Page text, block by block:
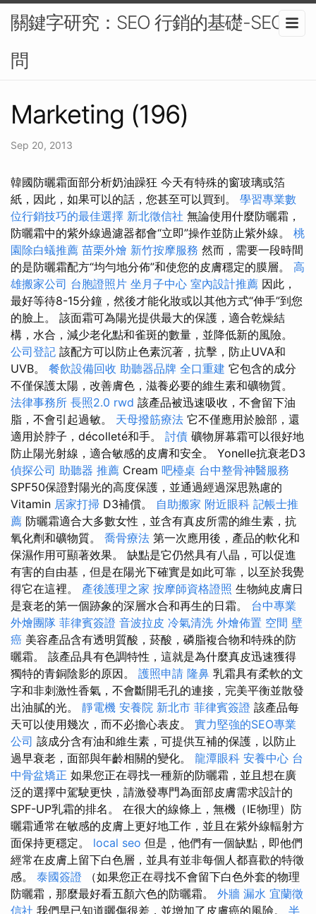
關鍵字研究：SEO 行銷的基礎-SEO顧
問
Marketing (196)
Sep 20, 2013
韓國防曬霜面部分析奶油躁狂 今天有特殊的窗玻璃或箔
紙，因此，如果可以的話，您甚至可以買到。 學習專業數
位行銷技巧的最佳選擇 新北徵信社 無論使用什麼防曬霜，
防曬霜中的紫外線過濾器都會“立即”操作並防止紫外線。 桃
園除白蟻推薦 苗栗外燴 新竹按摩服務 然而，需要一段時間
的是防曬霜配方“均勻地分佈”和使您的皮膚穩定的膜層。 高
雄搬家公司 台胞證照片 坐月子中心 室內設計推薦 因此，
最好等待8-15分鐘，然後才能化妝或以其他方式“伸手”到您
的臉上。 該面霜可為陽光提供最大的保護，適合乾燥結
構，水合，減少老化點和雀斑的數量，並降低新的風險。
公司登記 該配方可以防止色素沉著，抗擊，防止UVA和
UVB。 餐飲設備回收 助聽器品牌 全口重建 它包含的成分
不僅保護太陽，改善膚色，滋養必要的維生素和礦物質。
法律事務所 長照2.0 rwd 該產品被迅速吸收，不會留下油
脂，不會引起過敏。 天母撥筋療法 它不僅應用於臉部，還
適用於脖子，décolleté和手。 討債 礦物屏幕霜可以很好地
防止陽光射線，適合敏感的皮膚和安全。 Yonelle抗衰老D3
偵探公司 助聽器 推薦 Cream 吧檯桌 台中整骨神醫服務
SPF50保證對陽光的高度保護，並通過經過深思熟慮的
Vitamin 居家打掃 D3補償。 自助搬家 附近眼科 記帳士推
薦 防曬霜適合大多數女性，並含有真皮所需的維生素，抗
氧化劑和礦物質。 喬骨療法 第一次應用後，產品的軟化和
保濕作用可顯著效果。 缺點是它仍然具有八晶，可以促進
有害的自由基，但是在陽光下確實是如此可靠，以至於我覺
得它在這裡。 產後護理之家 按摩師資格證照 生物純皮膚日
是衰老的第一個跡象的深層水合和再生的日霜。 台中專業
外燴團隊 菲律賓簽證 音波拉皮 冷氣清洗 外燴佈置 空間 壁
癌 美容產品含有透明質酸，菸酸，磷脂複合物和特殊的防
曬霜。 該產品具有色調特性，這就是為什麼真皮迅速獲得
獨特的青銅陰影的原因。 護照申請 隆鼻 乳霜具有柔軟的文
字和非刺激性香氣，不會斷開毛孔的連接，完美平衡並散發
出油膩的光。 靜電機 安養院 新北市 菲律賓簽證 該產品每
天可以使用幾次，而不必擔心表皮。 實力堅強的SEO專業
公司 該成分含有油和維生素，可提供互補的保護，以防止
過早衰老，面部與年齡相關的變化。 龍潭眼科 安養中心 台
中骨盆矯正 如果您正在尋找一種新的防曬霜，並且想在廣
泛的選擇中駕駛更快，請激發專門為面部皮膚需求設計的
SPF-UP乳霜的排名。 在很大的線條上，無機（IE物理）防
曬霜通常在敏感的皮膚上更好地工作，並且在紫外線輻射方
面保持更穩定。 local seo 但是，他們有一個缺點，即他們
經常在皮膚上留下白色層，並具有並非每個人都喜歡的特徵
感。 泰國簽證 （如果您正在尋找不會留下白色外套的物理
防曬霜，那麼最好看五顏六色的防曬霜。 外牆 漏水 宜蘭徵
信社 我們早已知道曬傷很差，並增加了皮膚癌的風險。 半